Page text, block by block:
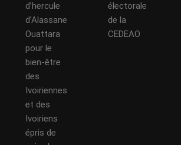
d’hercule
d’Alassane
Ouattara
pour le
bien-être
des
Ivoiriennes
et des
Ivoiriens
épris de
électorale
de la
CEDEAO